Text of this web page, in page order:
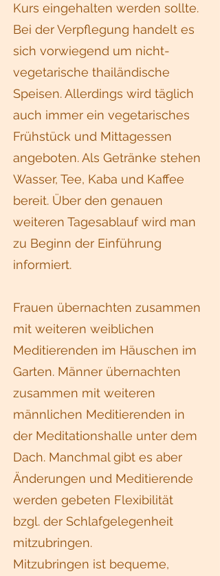
Kurs eingehalten werden sollte.
Bei der Verpflegung handelt es
sich vorwiegend um nicht-
vegetarische thailändische
Speisen. Allerdings wird täglich
auch immer ein vegetarisches
Frühstück und Mittagessen
angeboten. Als Getränke stehen
Wasser, Tee, Kaba und Kaffee
bereit. Über den genauen
weiteren Tagesablauf wird man
zu Beginn der Einführung
informiert.
Frauen übernachten zusammen
mit weiteren weiblichen
Meditierenden im Häuschen im
Garten. Männer übernachten
zusammen mit weiteren
männlichen Meditierenden in
der Meditationshalle unter dem
Dach. Manchmal gibt es aber
Änderungen und Meditierende
werden gebeten Flexibilität
bzgl. der Schlafgelegenheit
mitzubringen.
Mitzubringen ist bequeme,